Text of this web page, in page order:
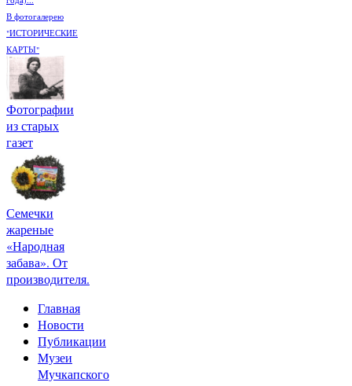
В фотогалерею
"ИСТОРИЧЕСКИЕ
КАРТЫ"
Фотографии
из старых
газет
Семечки
жареные
«Народная
забава». От
производителя.
Главная
Новости
Публикации
Музеи
Мучкапского